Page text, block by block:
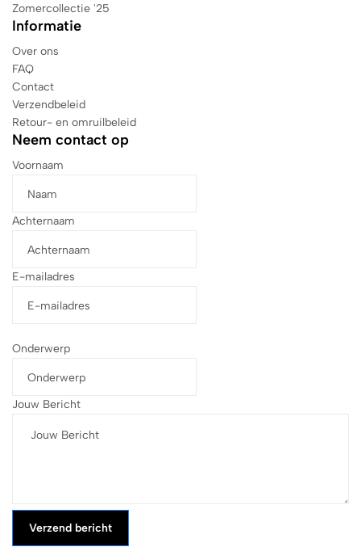
Zomercollectie '25
Informatie
Over ons
FAQ
Contact
Verzendbeleid
Retour- en omruilbeleid
Neem contact op
Voornaam
Achternaam
E-mailadres
Onderwerp
Jouw Bericht
Verzend bericht